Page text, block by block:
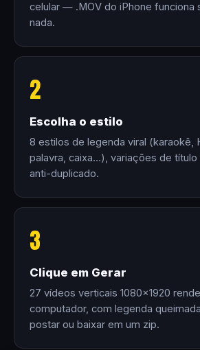
celular — .MOV do iPhone funciona
nada.
2
Escolha o estilo
8 estilos de legenda viral (karaokê,
palavra, caixa…), variações de
anti-duplicado.
3
Clique em Gerar
27 vídeos verticais 1080×1920
computador, com legenda
postar ou baixar em um zip.